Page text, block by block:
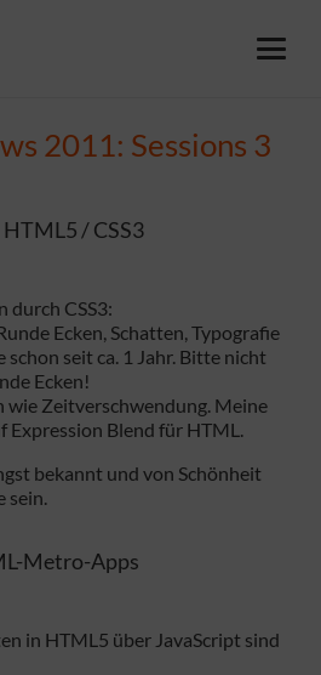
2011: Sessions 3
/ CSS3
durch CSS3:
Ecken, Schatten, Typografie
seit ca. 1 Jahr. Bitte nicht
Ecken!
wie Zeitverschwendung. Meine
Expression Blend für HTML.
bekannt und von Schönheit
sein.
Metro-Apps
in HTML5 über JavaScript sind